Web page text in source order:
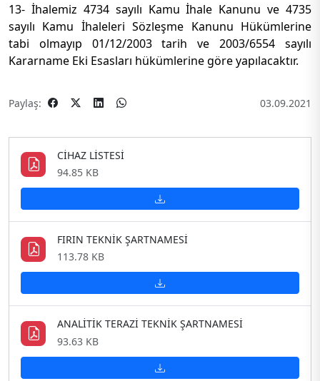
13- İhalemiz 4734 sayılı Kamu İhale Kanunu ve 4735
sayılı Kamu İhaleleri Sözleşme Kanunu Hükümlerine
tabi olmayıp 01/12/2003 tarih ve 2003/6554 sayılı
Kararname Eki Esasları hükümlerine göre yapılacaktır.
Paylaş: 03.09.2021
CİHAZ LİSTESİ
94.85 KB
FIRIN TEKNİK ŞARTNAMESİ
113.78 KB
ANALİTİK TERAZİ TEKNİK ŞARTNAMESİ
93.63 KB